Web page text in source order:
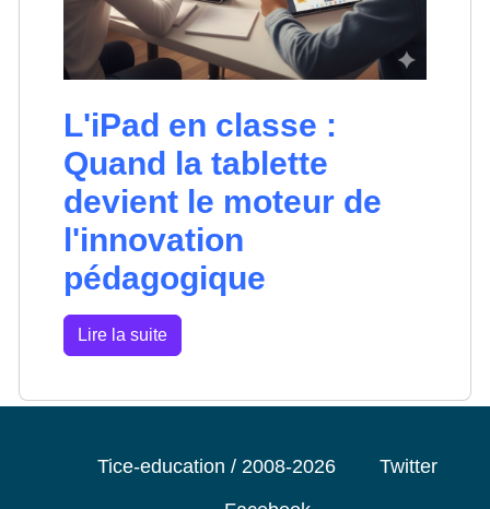
L'iPad en classe :
Quand la tablette
devient le moteur de
l'innovation
pédagogique
Lire la suite
Tice-education / 2008-2026
Twitter